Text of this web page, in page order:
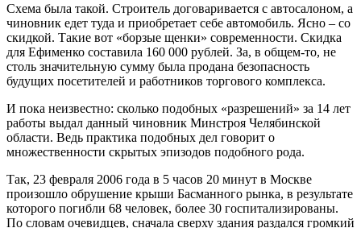
Схема была такой. Строитель договаривается с автосалоном, а
чиновник едет туда и приобретает себе автомобиль. Ясно – со
скидкой. Такие вот «борзые щенки» современности. Скидка
для Ефименко составила 160 000 рублей. За, в общем-то, не
столь значительную сумму была продана безопасность
будущих посетителей и работников торгового комплекса.
И пока неизвестно: сколько подобных «разрешений» за 14 лет
работы выдал данный чиновник Минстроя Челябинской
области. Ведь практика подобных дел говорит о
множественности скрытых эпизодов подобного рода.
Так, 23 февраля 2006 года в 5 часов 20 минут в Москве
произошло обрушение крыши Басманного рынка, в результате
которого погибли 68 человек, более 30 госпитализированы.
По словам очевидцев, сначала сверху здания раздался громкий